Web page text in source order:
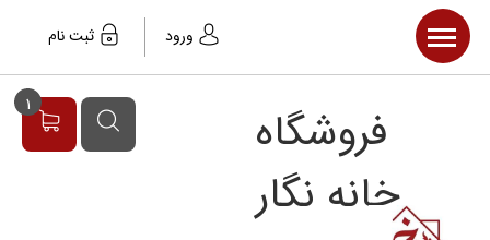
صفحه اصلی
محصولات
ورود ثبت نام
فروشگاه
خانه نگار
1